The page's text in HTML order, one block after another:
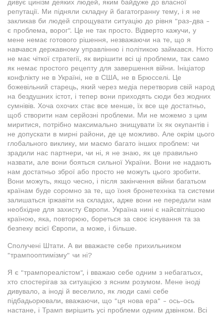
дивує цинізм деяких людей, яким байдуже до власної
репутації. Ми підняли складну й багатогранну тему, і я не
закликав би людей спрощувати ситуацію до рівня "раз-два -
є проблема, ворог". Це не так просто. Відверто кажучи, у
мене немає готового рішення, незважаючи на те, що я
навчався державному управлінню і політикою займався. Ніхто
не має чіткої стратегії, як вирішити всі ці проблеми, так само
як немає простого рецепту для завершення війни. Ініціатор
конфлікту не в Україні, не в США, не в Брюсселі. Це
божевільний старець, який через медіа перетворив свій народ
на бездушних істот, і тепер вони приходять сюди без жодних
сумнівів. Хоча охочих стає все менше, їх все ще достатньо,
щоб створити нам серйозні проблеми. Ми не можемо з цим
миритися, потрібно максимально знищувати їх як окупантів і
не допускати в мирні райони, де це можливо. Але окрім цього
глобального виклику, ми маємо багато інших проблем: чи
зрадили нас партнери, чи ні, я не знаю, як це правильно
назвати, але вони бояться сильної України. Вони не надають
нам достатньо зброї або просто не можуть цього зробити.
Вони можуть, якщо чесно, і після закінчення війни багатьом
країнам буде соромно за те, що їхня бронетехніка та системи
залишаться іржавіти на складах, адже вони не передали нам
необхідне для захисту Європи. Україна нині є найсвітлішою
країною, яка, повторюю, бореться за своє існування та за
безпеку всієї Європи, а може, і більше.
Сполучені Штати. А ви вважаєте себе прихильником
"трампооптимізму" чи ні?
Я є "трампореалістом", і вважаю себе одним з небагатьох,
хто спостерігав за ситуацією з ясним розумом. Мене іноді
дивувало, а іноді й веселило, як люди самі себе
підбадьорювали, вважаючи, що "ця нова ера" - ось-ось
настане, і Трамп вирішить усі проблеми одним дзвінком. Всі